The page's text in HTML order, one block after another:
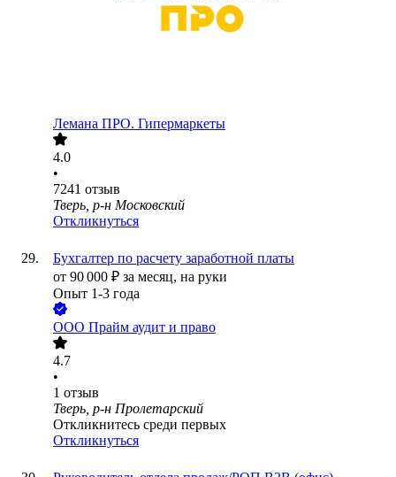
Лемана ПРО. Гипермаркеты
4.0
•
7241 отзыв
Тверь, р-н Московский
Откликнуться
Бухгалтер по расчету заработной платы
от 90 000 ₽ за месяц, на руки
Опыт 1-3 года
ООО Прайм аудит и право
4.7
•
1 отзыв
Тверь, р-н Пролетарский
Откликнитесь среди первых
Откликнуться